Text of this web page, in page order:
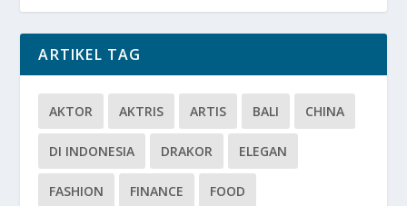
ARTIKEL TAG
AKTOR AKTRIS ARTIS BALI CHINA
DI INDONESIA DRAKOR ELEGAN
FASHION FINANCE FOOD